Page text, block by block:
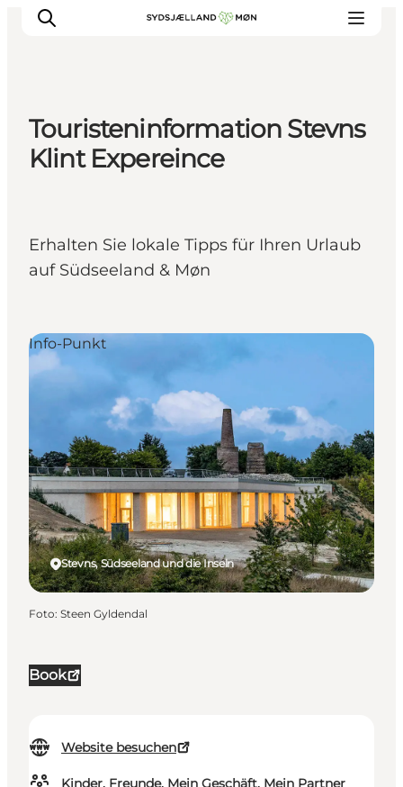
Erleben
Städte und Orte
Unterkunft
Reise planen
Touristeninformation Stevns
Klint Expereince
Erhalten Sie lokale Tipps für Ihren Urlaub
auf Südseeland & Møn
Book
Website besuchen
Stevns, Südseeland und die Inseln
Info-Punkt
Foto: Steen Gyldendal